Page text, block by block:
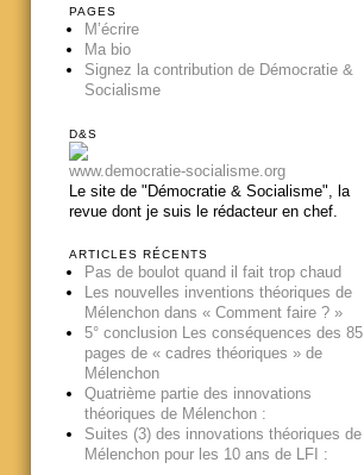
PAGES
M’écrire
Ma bio
Signez la contribution de Démocratie &
Socialisme
D&S
www.democratie-socialisme.org
Le site de "Démocratie & Socialisme", la
revue dont je suis le rédacteur en chef.
ARTICLES RÉCENTS
Pas de boulot quand il fait trop chaud
Les nouvelles inventions théoriques de
Mélenchon dans « Comment faire ? »
5° conclusion Les conséquences des 85
pages de « cadres théoriques » de
Mélenchon
Quatrième partie des innovations
théoriques de Mélenchon :
Suites (3) des innovations théoriques de
Mélenchon pour les 10 ans de LFI :